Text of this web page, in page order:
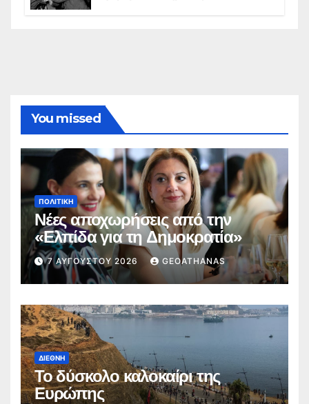
You missed
ΠΟΛΙΤΙΚΉ
Νέες αποχωρήσεις από την
«Ελπίδα για τη Δημοκρατία»
7 ΑΥΓΟΎΣΤΟΥ 2026 GEOATHANAS
ΔΙΕΘΝΉ
Το δύσκολο καλοκαίρι της
Ευρώπης